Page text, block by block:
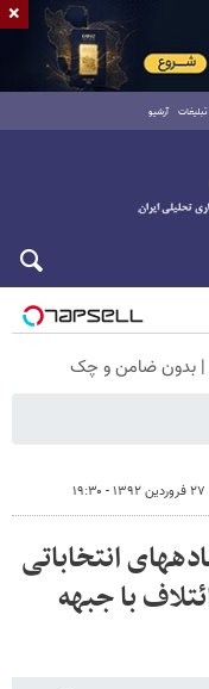
تبلیغات آرشیو
۲۷ فروردین ۱۳۹۲ - ۱۹:۳۰
انتخاباتی
با جبهه
×